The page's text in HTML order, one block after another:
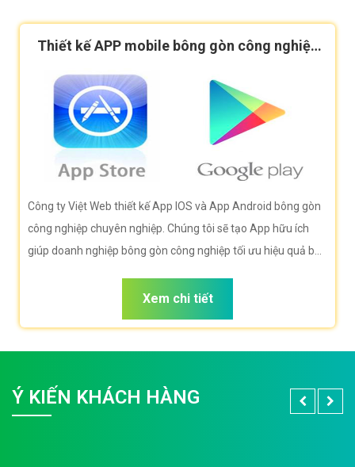
Thiết kế APP mobile bông gòn công nghiệp
Công ty Việt Web thiết kế App IOS và App Android bông gòn
công nghiệp chuyên nghiệp. Chúng tôi sẽ tạo App hữu ích
giúp doanh nghiệp bông gòn công nghiệp tối ưu hiệu quả bán
sẽ sở hữu app đẹp, ưu việt, tăng trải nghiệm người dùng
Xem chi tiết
Ý KIẾN KHÁCH HÀNG